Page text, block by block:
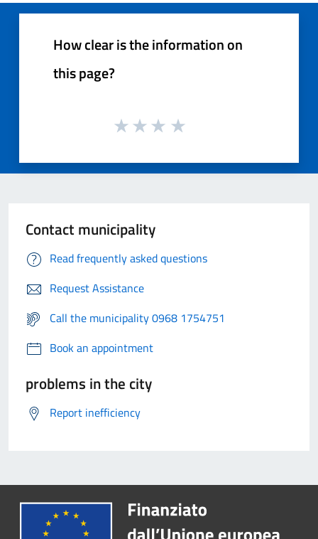
How clear is the information on
this page?
Contact municipality
Read frequently asked questions
Request Assistance
Call the municipality 0968 1754751
Book an appointment
problems in the city
Report inefficiency